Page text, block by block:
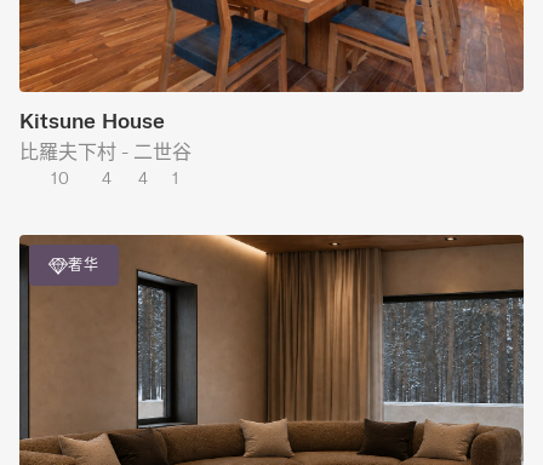
Kitsune House
比羅夫下村 - 二世谷
10 4 4 1
奢华